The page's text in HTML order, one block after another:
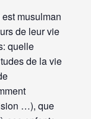
musulman
de leur vie
quelle
de la vie
…), que